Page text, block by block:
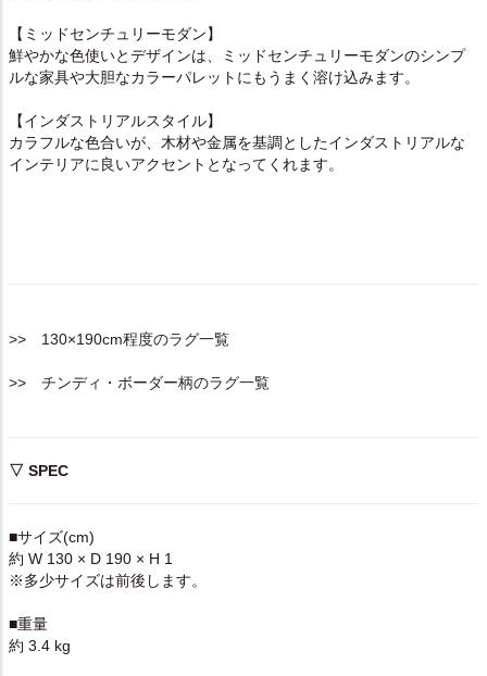
【ミッドセンチュリーモダン】
鮮やかな色使いとデザインは、ミッドセンチュリーモダンのシンプ
ルな家具や大胆なカラーパレットにもうまく溶け込みます。
【インダストリアルスタイル】
カラフルな色合いが、木材や金属を基調としたインダストリアルな
インテリアに良いアクセントとなってくれます。
>> 130×190cm程度のラグ一覧
>> チンディ・ボーダー柄のラグ一覧
▽ SPEC
■サイズ(cm)
約 W 130 × D 190 × H 1
※多少サイズは前後します。
■重量
約 3.4 kg